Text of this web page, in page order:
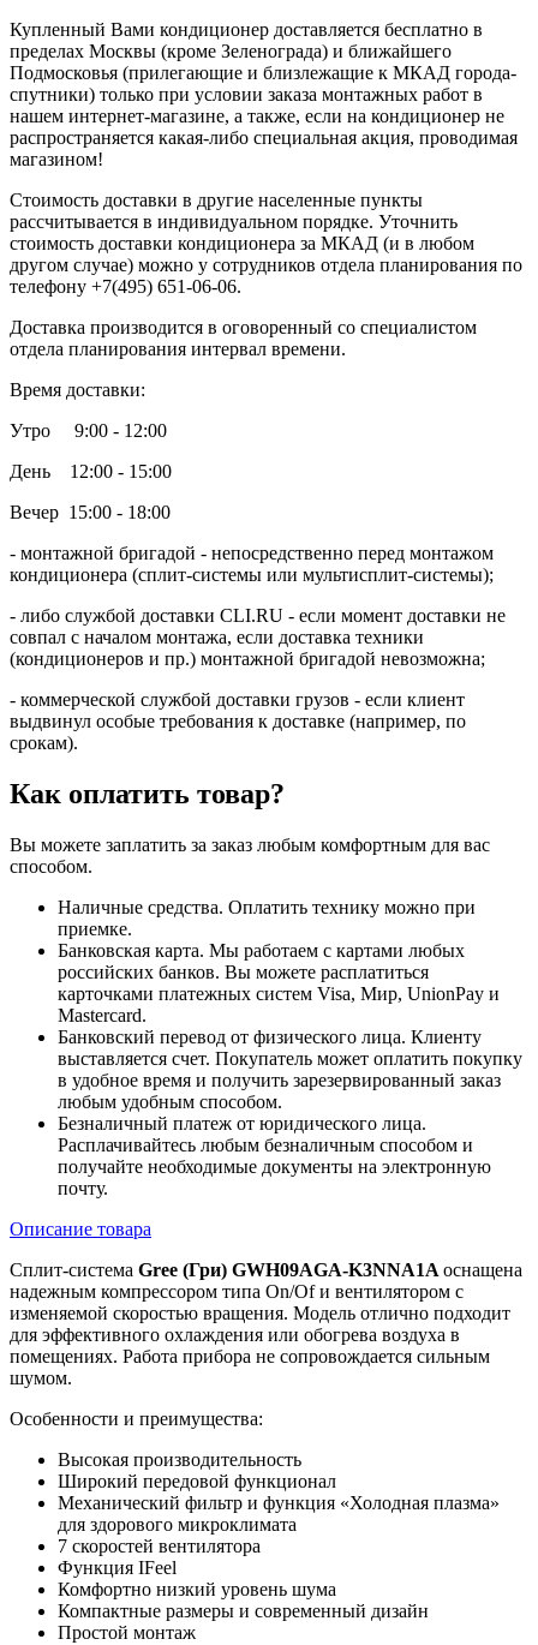
Купленный Вами кондиционер доставляется бесплатно в
пределах Москвы (кроме Зеленограда) и ближайшего
Подмосковья (прилегающие и близлежащие к МКАД города-
спутники) только при условии заказа монтажных работ в
нашем интернет-магазине, а также, если на кондиционер не
распространяется какая-либо специальная акция, проводимая
магазином!
Стоимость доставки в другие населенные пункты
рассчитывается в индивидуальном порядке. Уточнить
стоимость доставки кондиционера за МКАД (и в любом
другом случае) можно у сотрудников отдела планирования по
телефону +7(495) 651-06-06.
Доставка производится в оговоренный со специалистом
отдела планирования интервал времени.
Время доставки:
Утро 9:00 - 12:00
День 12:00 - 15:00
Вечер 15:00 - 18:00
- монтажной бригадой - непосредственно перед монтажом
кондиционера (сплит-системы или мультисплит-системы);
- либо службой доставки CLI.RU - если момент доставки не
совпал с началом монтажа, если доставка техники
(кондиционеров и пр.) монтажной бригадой невозможна;
- коммерческой службой доставки грузов - если клиент
выдвинул особые требования к доставке (например, по
срокам).
Как оплатить товар?
Вы можете заплатить за заказ любым комфортным для вас
способом.
Наличные средства. Оплатить технику можно при
приемке.
Банковская карта. Мы работаем с картами любых
российских банков. Вы можете расплатиться
карточками платежных систем Visa, Мир, UnionPay и
Mastercard.
Банковский перевод от физического лица. Клиенту
выставляется счет. Покупатель может оплатить покупку
в удобное время и получить зарезервированный заказ
любым удобным способом.
Безналичный платеж от юридического лица.
Расплачивайтесь любым безналичным способом и
получайте необходимые документы на электронную
почту.
Описание товара
Сплит-система Gree (Гри) GWH09AGA-K3NNA1A оснащена
надежным компрессором типа On/Of и вентилятором с
изменяемой скоростью вращения. Модель отлично подходит
для эффективного охлаждения или обогрева воздуха в
помещениях. Работа прибора не сопровождается сильным
шумом.
Особенности и преимущества:
Высокая производительность
Широкий передовой функционал
Механический фильтр и функция «Холодная плазма»
для здорового микроклимата
7 скоростей вентилятора
Функция IFeel
Комфортно низкий уровень шума
Компактные размеры и современный дизайн
Простой монтаж